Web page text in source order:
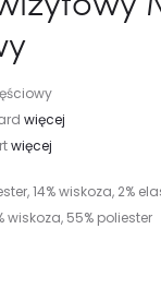
więcej
więcej
14% wiskoza, 2%
wiskoza, 55% poliester